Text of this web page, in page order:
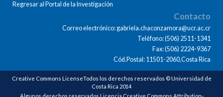
Regresar al Portal de la Investigación
Contacto
Correo electrónico: gabriela.chaconzamora@ucr.ac.cr
Teléfono: (506) 2511-1341
Fax: (506) 2224-9367
Cód.Postal: 11501-2060,Costa Rica
Creative Commons LicenseTodos los derechos reservados © Universidad de
Costa Rica 2014